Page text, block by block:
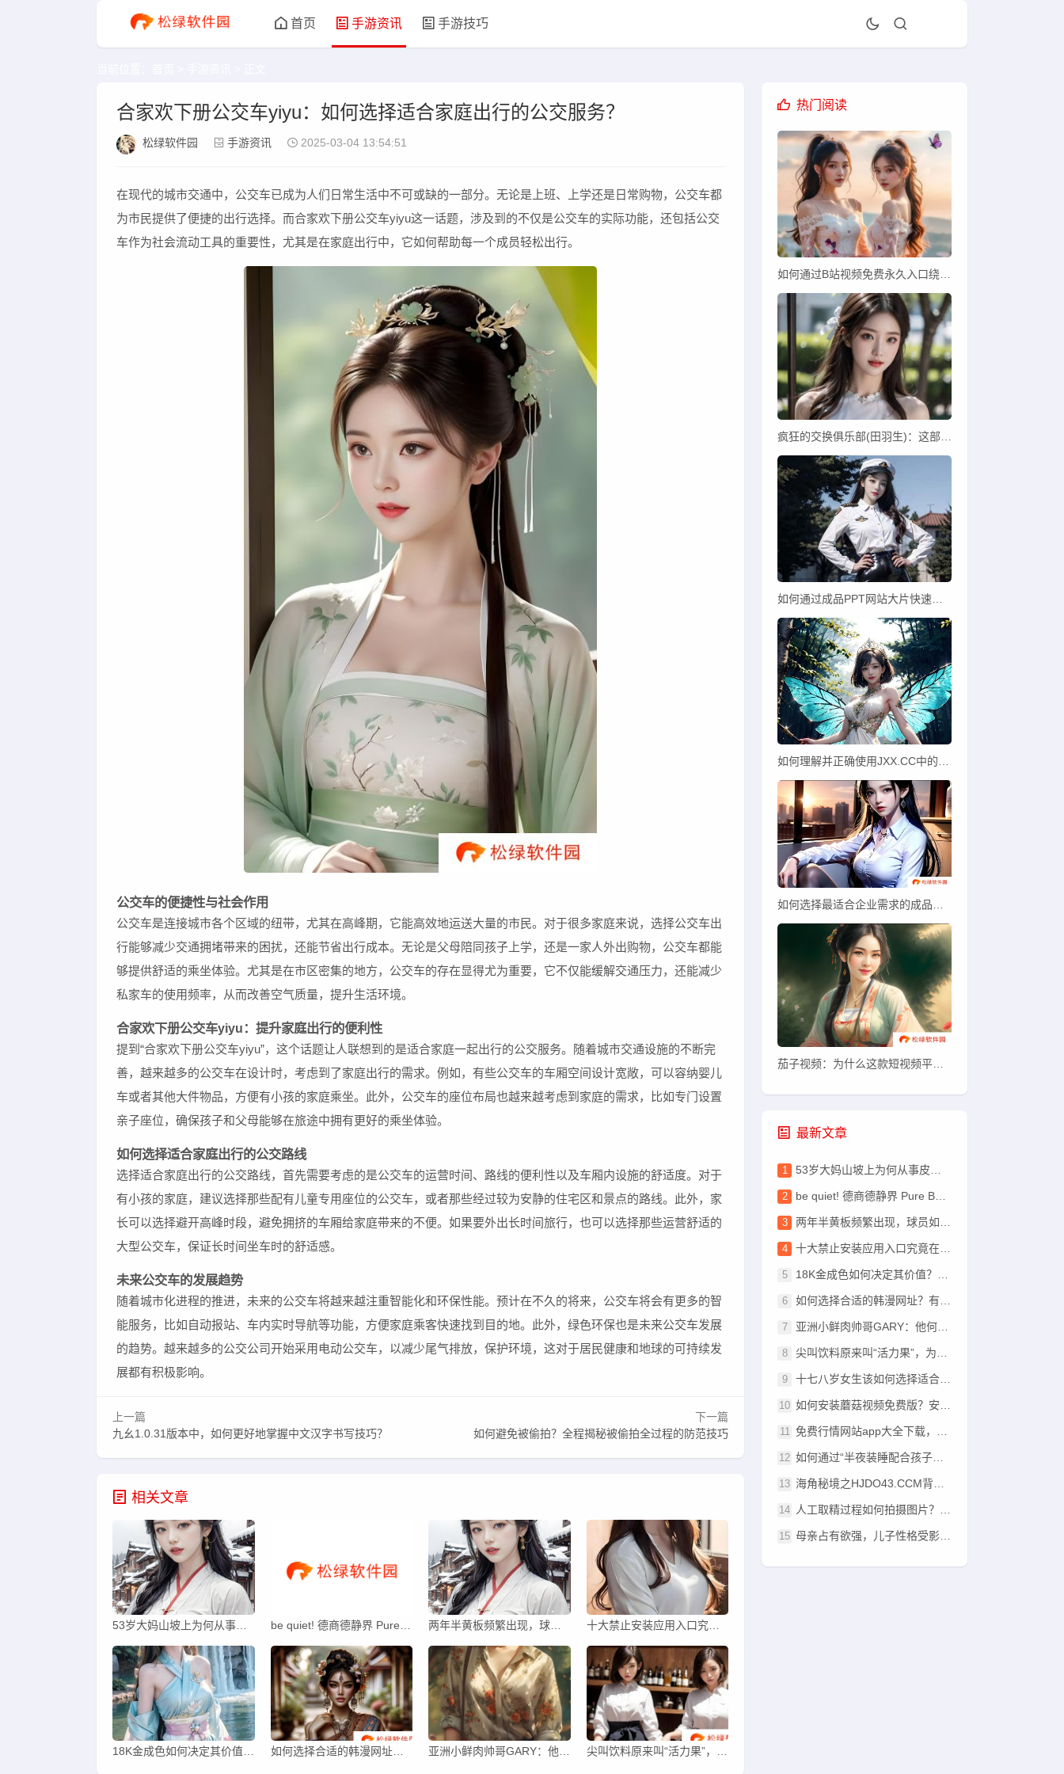
首页 手游资讯 手游技巧
合家欢下册公交车yiyu：如何选择适合家庭出行的公交服务？
松绿软件园 手游资讯 2025-03-04 13:54:51
在现代的城市交通中，公交车已成为人们日常生活中不可或缺的一部分。无论是上班、上学还是日常购物，公交车都
为市民提供了便捷的出行选择。而合家欢下册公交车yiyu这一话题，涉及到的不仅是公交车的实际功能，还包括公交
车作为社会流动工具的重要性，尤其是在家庭出行中，它如何帮助每一个成员轻松出行。
公交车的便捷性与社会作用
公交车是连接城市各个区域的纽带，尤其在高峰期，它能高效地运送大量的市民。对于很多家庭来说，选择公交车出
行能够减少交通拥堵带来的困扰，还能节省出行成本。无论是父母陪同孩子上学，还是一家人外出购物，公交车都能
够提供舒适的乘坐体验。尤其是在市区密集的地方，公交车的存在显得尤为重要，它不仅能缓解交通压力，还能减少
私家车的使用频率，从而改善空气质量，提升生活环境。
合家欢下册公交车yiyu：提升家庭出行的便利性
提到“合家欢下册公交车yiyu”，这个话题让人联想到的是适合家庭一起出行的公交服务。随着城市交通设施的不断完
善，越来越多的公交车在设计时，考虑到了家庭出行的需求。例如，有些公交车的车厢空间设计宽敞，可以容纳婴儿
车或者其他大件物品，方便有小孩的家庭乘坐。此外，公交车的座位布局也越来越考虑到家庭的需求，比如专门设置
亲子座位，确保孩子和父母能够在旅途中拥有更好的乘坐体验。
如何选择适合家庭出行的公交路线
选择适合家庭出行的公交路线，首先需要考虑的是公交车的运营时间、路线的便利性以及车厢内设施的舒适度。对于
有小孩的家庭，建议选择那些配有儿童专用座位的公交车，或者那些经过较为安静的住宅区和景点的路线。此外，家
长可以选择避开高峰时段，避免拥挤的车厢给家庭带来的不便。如果要外出长时间旅行，也可以选择那些运营舒适的
大型公交车，保证长时间坐车时的舒适感。
未来公交车的发展趋势
随着城市化进程的推进，未来的公交车将越来越注重智能化和环保性能。预计在不久的将来，公交车将会有更多的智
能服务，比如自动报站、车内实时导航等功能，方便家庭乘客快速找到目的地。此外，绿色环保也是未来公交车发展
的趋势。越来越多的公交公司开始采用电动公交车，以减少尾气排放，保护环境，这对于居民健康和地球的可持续发
展都有积极影响。
上一篇
九幺1.0.31版本中，如何更好地掌握中文汉字书写技巧？
下一篇
如何避免被偷拍？全程揭秘被偷拍全过程的防范技巧
相关文章
如何选择合适的韩漫网址？有哪些网站能提供正版韩漫内容？
热门阅读
最新文章
53岁大妈山坡上为何从事皮肉生意？背后原因揭秘！
be quiet! 德商德静界 Pure Base 501 机箱迎 LX、DX 变体：引入 ARGB 灯效
两年半黄板频繁出现，球员如何改进避免再次累计黄牌？
十大禁止安装应用入口究竟在哪里？如何避免误入不良应用平台？
18K金成色如何决定其价值？——探究其中的奥秘与疑问
如何选择合适的韩漫网址？有哪些网站能提供正版韩漫内容？
亚洲小鲜肉帅哥GARY：他何以成为万千粉丝心中的魅力偶像？
尖叫饮料原来叫“活力果”，为何更名成“尖叫”？背后的原因是什么？
十七八岁女生该如何选择适合自己的护肤品？有哪些要素需要了解？
如何安装蘑菇视频免费版？安卓和iOS设备安装教程与常见问题解答
免费行情网站app大全下载，如何选择最适合自己的应用？
如何通过“半夜装睡配合孩子阴阳调和”改善孩子的睡眠质量？
海角秘境之HJDO43.CCM背后隐藏的汉字奥秘何在？
人工取精过程如何拍摄图片？步骤与注意事项有哪些？
母亲占有欲强，儿子性格受影响——这是否导致某种特定性格的形成？